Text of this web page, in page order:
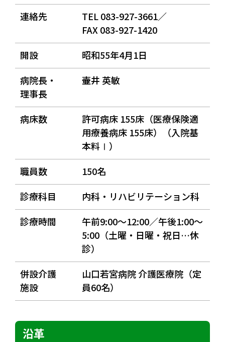
連絡先
TEL 083-927-3661／
FAX 083-927-1420
開設
昭和55年4月1日
病院長・
理事長
壷井 英敏
病床数
許可病床 155床（医療保険適
用療養病床 155床）（入院基
本料Ⅰ）
職員数
150名
診療科目
内科・リハビリテーション科
診療時間
午前9:00～12:00／午後1:00～
5:00（土曜・日曜・祝日…休
診）
併設介護
施設
山口若宮病院 介護医療院（定
員60名）
沿革